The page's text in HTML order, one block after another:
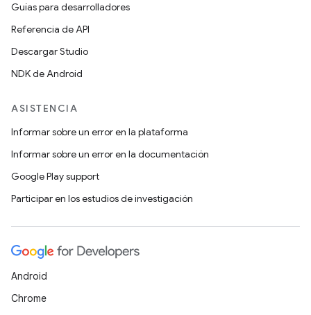
Guías para desarrolladores
Referencia de API
Descargar Studio
NDK de Android
ASISTENCIA
Informar sobre un error en la plataforma
Informar sobre un error en la documentación
Google Play support
Participar en los estudios de investigación
Android
Chrome